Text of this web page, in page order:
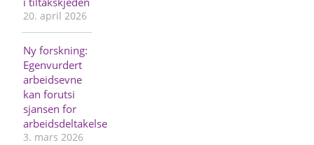
20. april 2026
Ny forskning:
Egenvurdert
arbeidsevne
kan forutsi
sjansen for
arbeidsdeltakelse
3. mars 2026